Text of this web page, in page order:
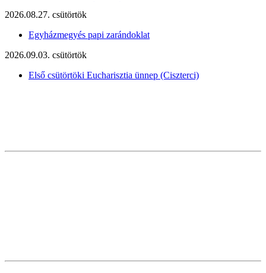
2026.08.27. csütörtök
Egyházmegyés papi zarándoklat
2026.09.03. csütörtök
Első csütörtöki Eucharisztia ünnep (Ciszterci)